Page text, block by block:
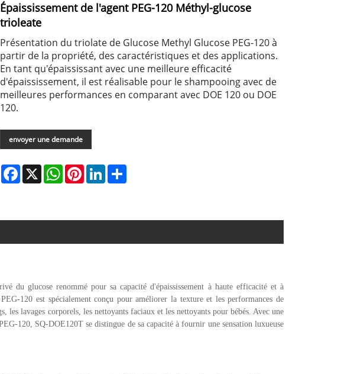
Épaississement de l'agent PEG-120 Méthyl-glucose
trioleate
Présentation du triolate de Glucose Methyl Glucose PEG-120 à
partir de la propriété, des caractéristiques et des applications.
En tant qu'épaississant avec une meilleure efficacité
d'épaississement, il est réalisable pour le shampooing avec de
meilleures performances en comparant avec DOE 120 ou DOE
120.
envoyer une demande
Facebook
X WhatsAppPinterestLinkedInShare
du glucose renommé pour sa capacité d'épaississement à haute efficacité et à
120 est spécialement conçu pour améliorer la texture et les performances de
les lavages corporels, les nettoyants faciaux et les nettoyants pour bébés. Avec une
120, SQ-DOE120T se distingue de sa capacité à fournir une sensation luxueuse